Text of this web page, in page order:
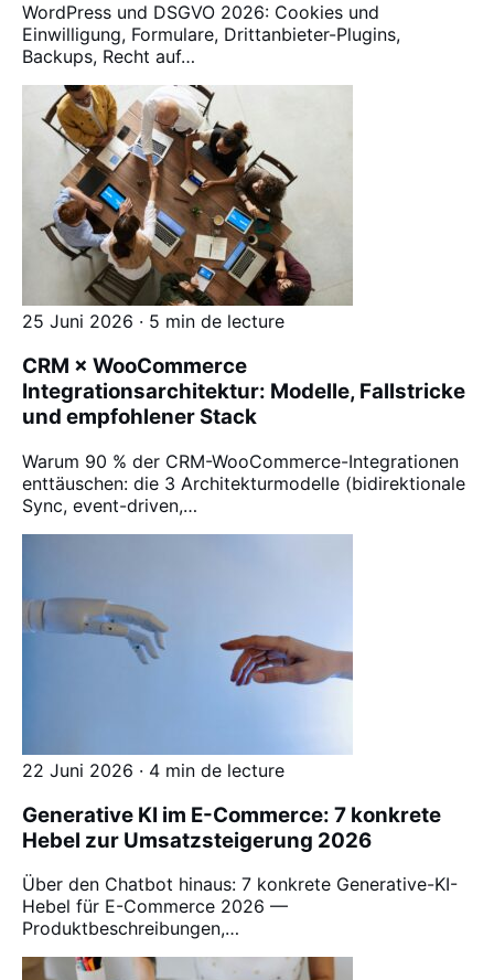
WordPress und DSGVO 2026: Cookies und
Einwilligung, Formulare, Drittanbieter-Plugins,
Backups, Recht auf…
25 Juni 2026 · 5 min de lecture
CRM × WooCommerce
Integrationsarchitektur: Modelle, Fallstricke
und empfohlener Stack
Warum 90 % der CRM-WooCommerce-Integrationen
enttäuschen: die 3 Architekturmodelle (bidirektionale
Sync, event-driven,…
22 Juni 2026 · 4 min de lecture
Generative KI im E-Commerce: 7 konkrete
Hebel zur Umsatzsteigerung 2026
Über den Chatbot hinaus: 7 konkrete Generative-KI-
Hebel für E-Commerce 2026 —
Produktbeschreibungen,…